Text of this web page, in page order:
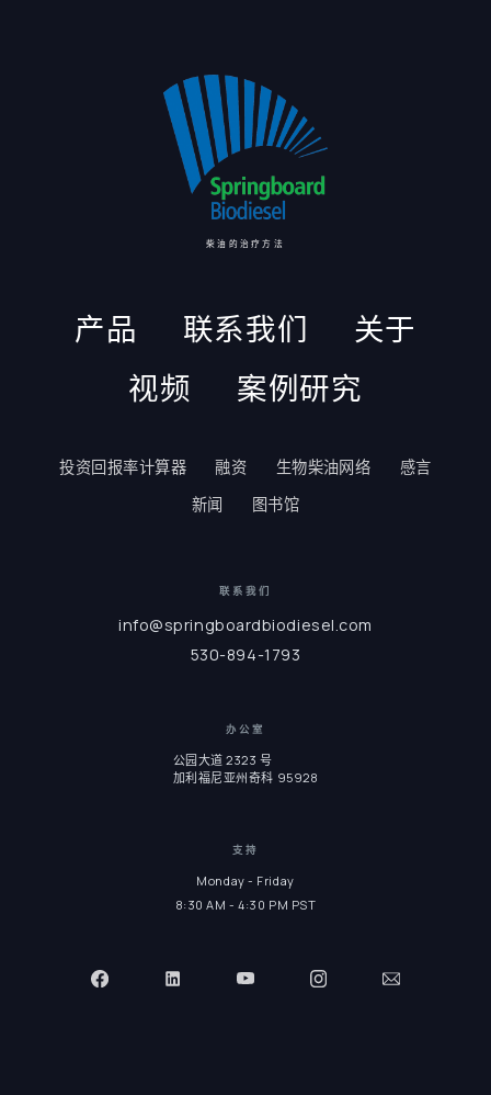
柴油的治疗方法
产品 联系我们
关于
视频
案例研究
投资回报率计算器 融资 生物柴油网络
感言
新闻
图书馆
联系我们
info@springboardbiodiesel.com
530-894-1793
办公室
公园大道 2323 号
加利福尼亚州奇科 95928
支持
Monday - Friday
8:30 AM - 4:30 PM PST